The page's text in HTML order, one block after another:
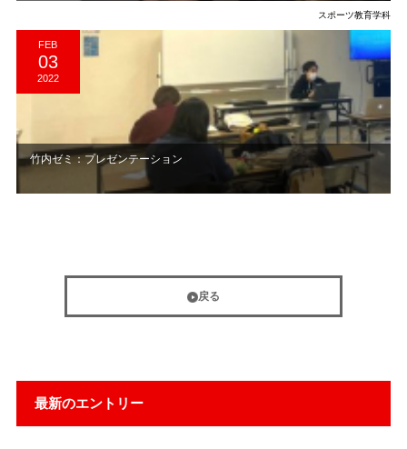
最新のエントリー
スポーツ教育学科
FEB
03
2022
竹内ゼミ：プレゼンテーション
戻る